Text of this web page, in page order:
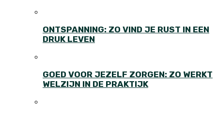
ONTSPANNING: ZO VIND JE RUST IN EEN
DRUK LEVEN
GOED VOOR JEZELF ZORGEN: ZO WERKT
WELZIJN IN DE PRAKTIJK